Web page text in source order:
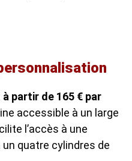
à partir de 165 € par
accessible à un large
l’accès à une
quatre cylindres de